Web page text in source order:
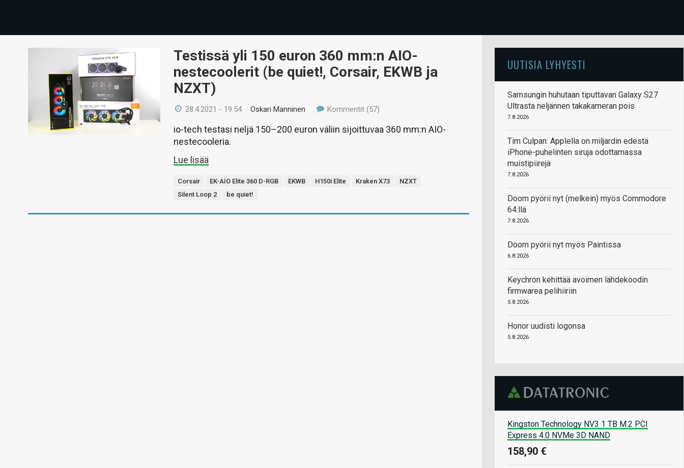
Testissä yli 150 euron 360 mm:n AIO-
nestecoolerit (be quiet!, Corsair, EKWB ja
NZXT)
28.4.2021 - 19:54 /Oskari Manninen Kommentit (57)
io-tech testasi neljä 150–200 euron väliin sijoittuvaa 360 mm:n AIO-
nestecooleria.
Lue lisää
Corsair EK-AIO Elite 360 D-RGB EKWB H150i Elite Kraken X73
NZXT
Silent Loop 2
be quiet!
UUTISIA LYHYESTI
Samsungin huhutaan tiputtavan Galaxy S27
Ultrasta neljännen takakameran pois
7.8.2026
Tim Culpan: Applella on miljardin edestä
iPhone-puhelinten siruja odottamassa
muistipiirejä
7.8.2026
Doom pyörii nyt (melkein) myös Commodore
64:llä
7.8.2026
Doom pyörii nyt myös Paintissa
6.8.2026
Keychron kehittää avoimen lähdekoodin
firmwarea pelihiiriin
5.8.2026
Honor uudisti logonsa
5.8.2026
Kingston Technology NV3 1 TB M.2 PCI
Express 4.0 NVMe 3D NAND
158,90 €